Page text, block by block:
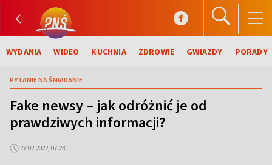
WYDANIA WIDEO KUCHNIA ZDROWIE GWIAZDY PORADY
PYTANIE NA ŚNIADANIE
Fake newsy – jak odróżnić je od
prawdziwych informacji?
27.02.2022, 07:23